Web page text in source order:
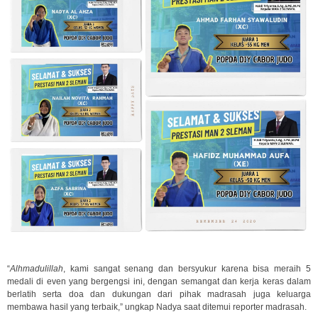
“Alhmadulillah , kami sangat senang dan bersyukur karena bisa meraih 5
medali di even yang bergengsi ini, dengan semangat dan kerja keras dalam
berlatih serta doa dan dukungan dari pihak madrasah juga keluarga
membawa hasil yang terbaik,” ungkap Nadya saat ditemui reporter madrasah.